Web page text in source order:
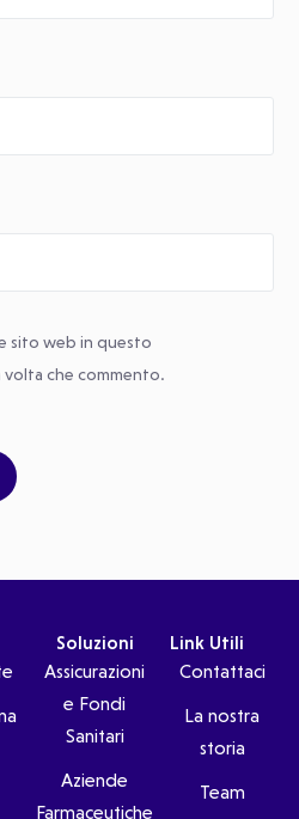
sito web in questo
volta che commento.
Soluzioni
Assicurazioni
e Fondi
Sanitari
Aziende
Farmaceutiche
Link Utili
Contattaci
La nostra
storia
Team